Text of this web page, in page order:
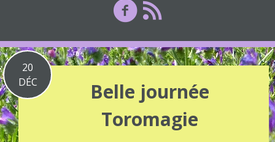
20
DÉC
Belle journée
Toromagie